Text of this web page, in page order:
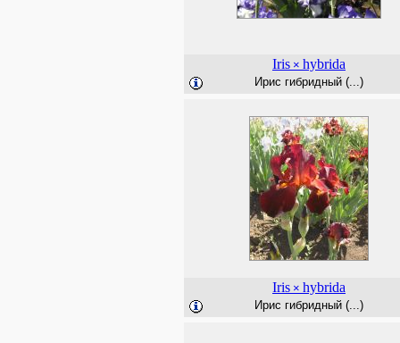
Iris × hybrida
Ирис гибридный (...)
Iris × hybrida
Ирис гибридный (...)